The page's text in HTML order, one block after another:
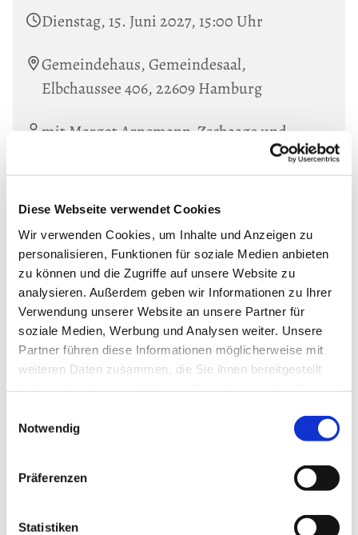
Diese Webseite verwendet Cookies
Wir verwenden Cookies, um Inhalte und Anzeigen zu
personalisieren, Funktionen für soziale Medien anbieten
zu können und die Zugriffe auf unsere Website zu
analysieren. Außerdem geben wir Informationen zu Ihrer
Verwendung unserer Website an unsere Partner für
soziale Medien, Werbung und Analysen weiter. Unsere
Partner führen diese Informationen möglicherweise mit
weiteren Daten zusammen, die Sie ihnen bereitgestellt
Notwendig
Präferenzen
Statistiken
Dienstag, 15. Juni 2027, 15:00 Uhr
Gemeindehaus, Gemeindesaal,
Elbchaussee 406, 22609 Hamburg
mit Margot Arnemann-Zschaage und